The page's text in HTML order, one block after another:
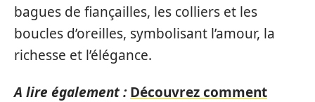
bagues de fiançailles, les colliers et les
boucles d’oreilles, symbolisant l’amour, la
richesse et l’élégance.
A lire également : Découvrez comment